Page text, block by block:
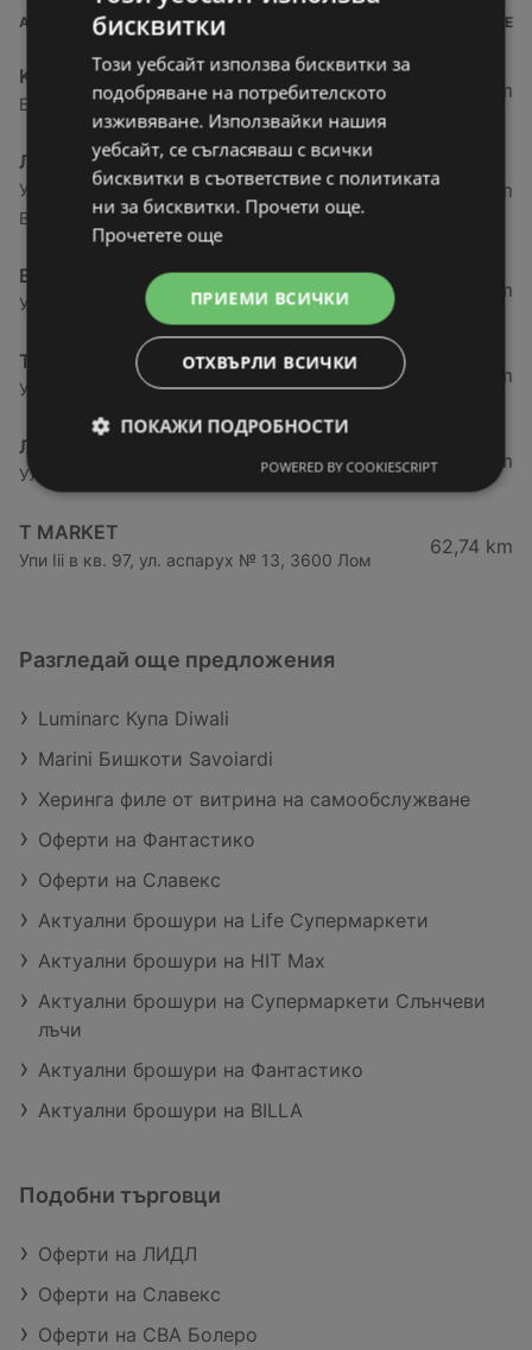
АДРЕС РАЗСТОЯНИЕ
Kaufland хипермаркет
Бул. Панония № 41, 3700 Видин
27,69 km
ЛИДЛ
Ул. „Академик Стефан Младенов“ № 20, 3700
Видин
27,78 km
BILLA
Ул. „Райна Княгиня“ 3, 3700 Видин
28,72 km
T MARKET
Ул. Железничарска № 19, 3700 Видин
28,91 km
ЛИДЛ
Ул. Георги Димитров 41а, 3600 Лом
61,76 km
T MARKET
Упи Iii в кв. 97, ул. аспарух № 13, 3600 Лом
62,74 km
Разгледай още предложения
Luminarc Купа Diwali
Marini Бишкоти Savoiardi
Херинга филе от витрина на самообслужване
Оферти на Фантастико
Оферти на Славекс
Актуални брошури на Life Супермаркети
Актуални брошури на HIT Max
Актуални брошури на Супермаркети Слънчеви
лъчи
Актуални брошури на Фантастико
Актуални брошури на BILLA
Подобни търговци
Оферти на ЛИДЛ
Оферти на Славекс
Оферти на CBA Болеро
бисквитки
Този уебсайт използва бисквитки за
подобряване на потребителското
изживяване. Използвайки нашия
уебсайт, се съгласяваш с всички
бисквитки в съответствие с политиката
ни за бисквитки. Прочети още.
Прочетете още
ПРИЕМИ ВСИЧКИ
ОТХВЪРЛИ ВСИЧКИ
ПОКАЖИ ПОДРОБНОСТИ
POWERED BY COOKIESCRIPT